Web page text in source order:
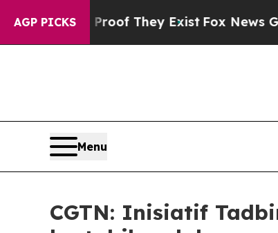
AGP PICKS
no Proof They Exist Fox News Goes
Menu
CGTN: Inisiatif